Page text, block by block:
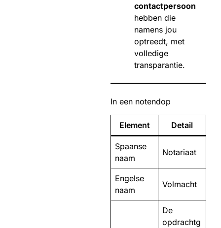
contactpersoon
hebben die
namens jou
optreedt, met
volledige
transparantie.
In een notendop
Element Detail
Spaanse
naam
Notariaat
Engelse
naam
Volmacht
De
opdrachtg